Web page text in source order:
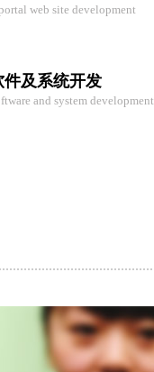
web site development
件及系统开发
and system development